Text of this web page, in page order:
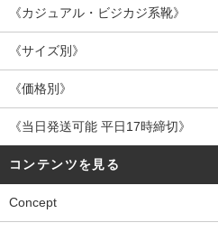
《カジュアル・ビジカジ系靴》
《サイズ別》
《価格別》
《当日発送可能 平日17時締切》
コンテンツを見る
Concept